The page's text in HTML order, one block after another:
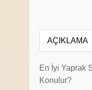
AÇIKLAMA
En İyi Yaprak
Konulur?